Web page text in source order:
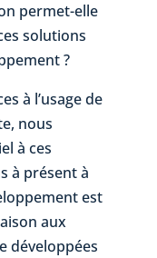
permet-elle
solutions
?
à l’usage de
nous
à ces
à présent à
est
aux
développées